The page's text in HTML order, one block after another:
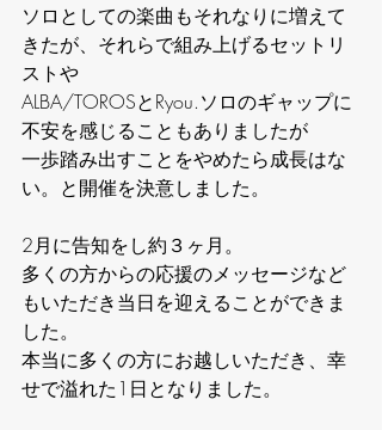
ソロとしての楽曲もそれなりに増えて
きたが、それらで組み上げるセットリ
ストや
ALBA/TOROSとRyou.ソロのギャップに
不安を感じることもありましたが
一歩踏み出すことをやめたら成長はな
い。と開催を決意しました。
2月に告知をし約３ヶ月。
多くの方からの応援のメッセージなど
もいただき当日を迎えることができま
した。
本当に多くの方にお越しいただき、幸
せで溢れた1日となりました。